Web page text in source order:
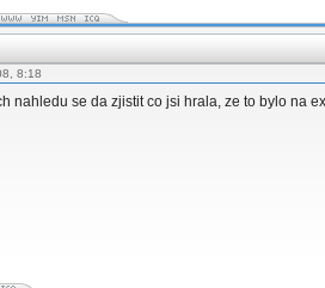
8:18
nahledu se da zjistit co jsi hrala, ze to bylo na